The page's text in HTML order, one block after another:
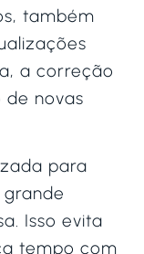
também
a correção
de novas
para
Isso evita
tempo com